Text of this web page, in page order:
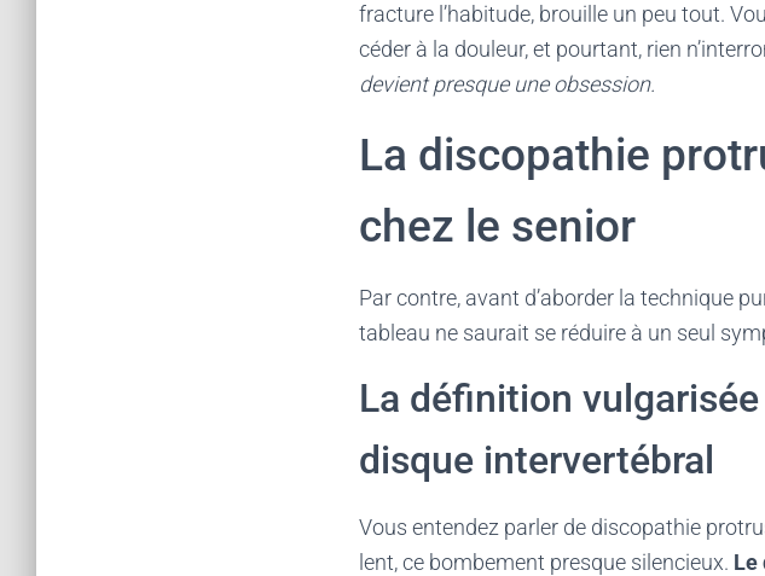
fracture l’habitude, brouille un peu tout.
céder à la douleur, et pourtant, rien
devient presque une obsession.
La discopathie
chez le senior
Par contre, avant d’aborder la technique
tableau ne saurait se réduire à un seul
La définition
disque intervertébral
Vous entendez parler de discopathie
lent, ce bombement presque silencieux. Le